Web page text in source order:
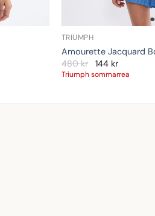
TRIUMPH
Amourette Jacquard
480kr 144 kr
Triumph sommarrea